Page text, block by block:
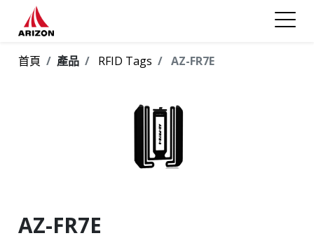
首頁 產品 RFID Tags AZ-FR7E
AZ-FR7E